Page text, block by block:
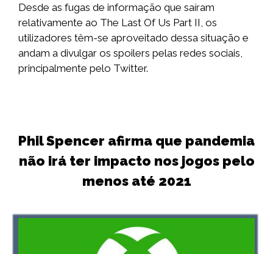
Desde as fugas de informação que saíram
relativamente ao The Last Of Us Part II, os
utilizadores têm-se aproveitado dessa situação e
andam a divulgar os spoilers pelas redes sociais,
principalmente pelo Twitter.
Phil Spencer afirma que pandemia
não irá ter impacto nos jogos pelo
menos até 2021